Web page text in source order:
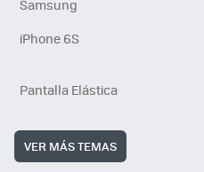
Samsung
iPhone 6S
Pantalla Elástica
VER MÁS TEMAS